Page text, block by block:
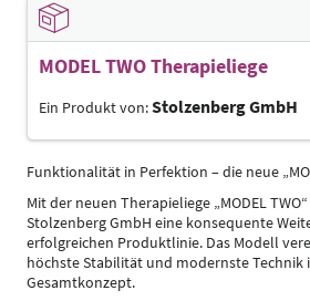
MODEL TWO Therapieliege
Ein Produkt von:Stolzenberg GmbH
Funktionalität in Perfektion – die neue
Mit der neuen Therapieliege „MODEL
Stolzenberg GmbH eine konsequente
erfolgreichen Produktlinie. Das Modell
höchste Stabilität und modernste Technik
Gesamtkonzept.